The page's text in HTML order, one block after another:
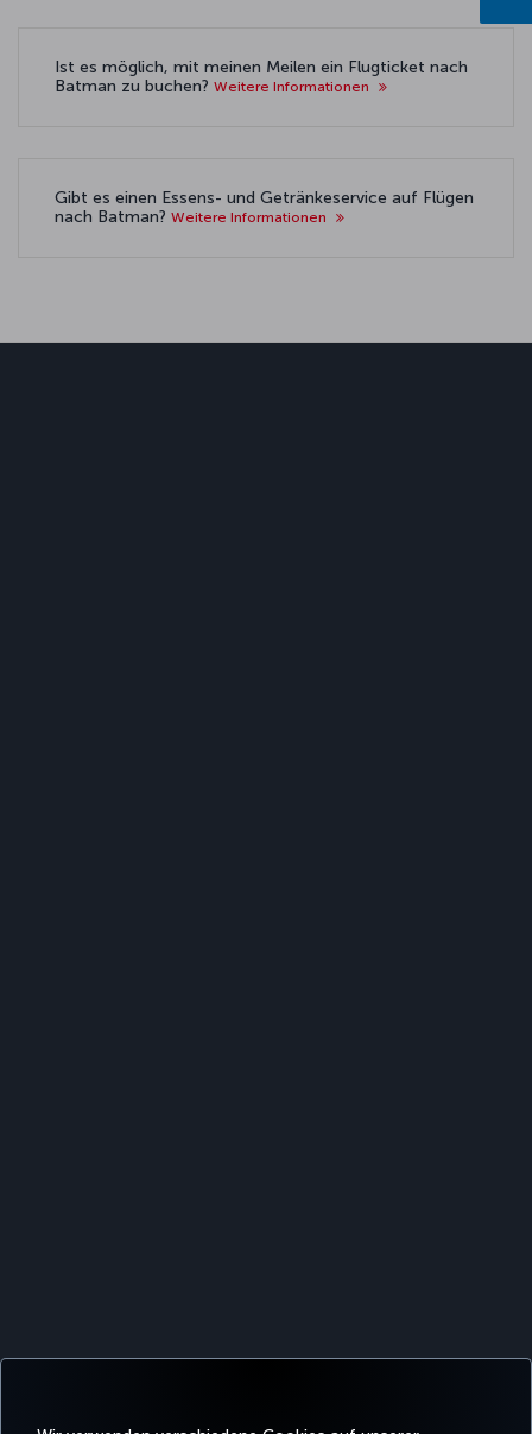
Ist es möglich, mit meinen Meilen ein Flugticket nach
Batman zu buchen? Weitere Informationen
Gibt es einen Essens- und Getränkeservice auf Flügen
nach Batman? Weitere Informationen